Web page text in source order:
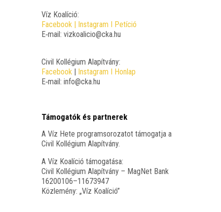
Víz Koa­lí­ció:
Face­book | Ins­ta­gram I Petí­ció
E‑mail: vizkoalicio@cka.hu
Civil Kol­lé­gi­um Ala­pít­vány:
Face­book | Ins­ta­gram I Hon­lap
E‑mail: info@cka.hu
Támogatók és partnerek
A Víz Hete prog­ram­so­ro­za­tot támo­gat­ja a
Civil Kol­lé­gi­um Alapítvány.
A Víz Koa­lí­ció támo­ga­tá­sa:
Civil Kol­lé­gi­um Ala­pít­vány – Mag­Net Bank
16200106–11673947
Köz­le­mény: „Víz Koalíció”